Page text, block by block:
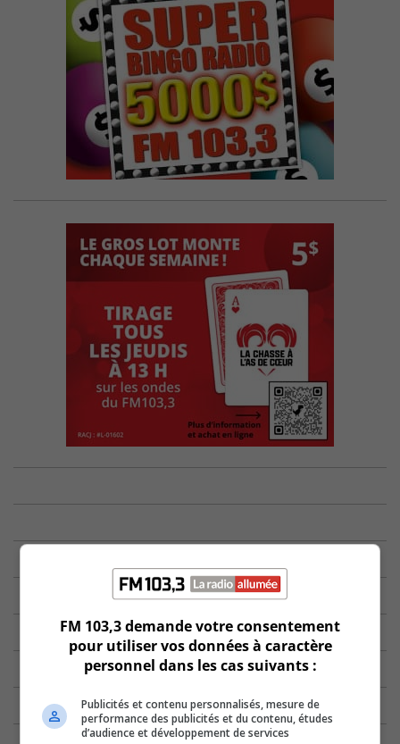
FM 103,3 demande votre consentement
pour utiliser vos données à caractère
personnel dans les cas suivants :
Publicités et contenu personnalisés, mesure de
performance des publicités et du contenu, études
d’audience et développement de services